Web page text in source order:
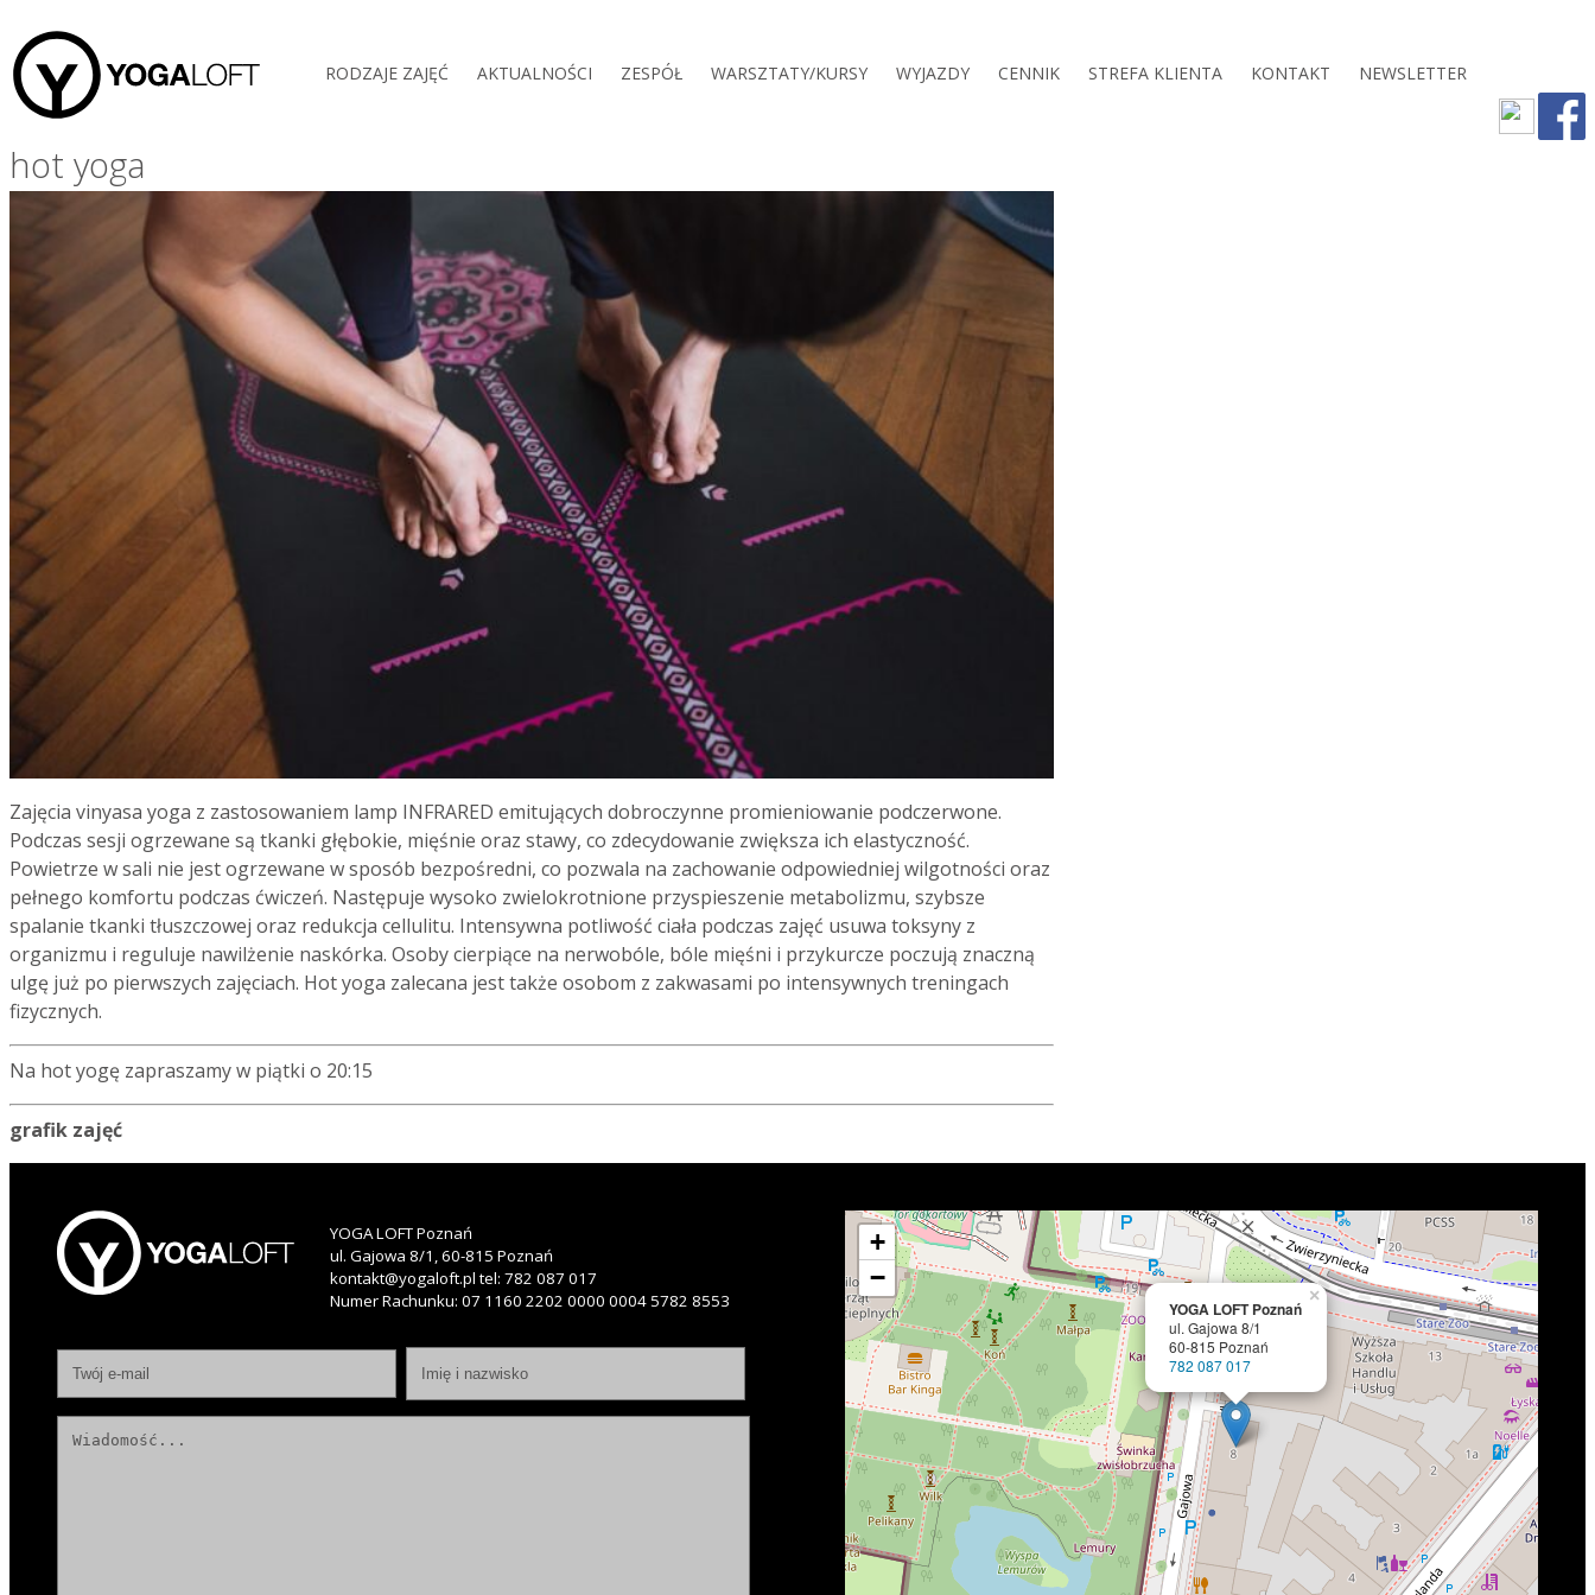
RODZAJE ZAJĘĆ AKTUALNOŚCI ZESPÓŁ WARSZTATY/KURSY WYJAZDY CENNIK STREFA KLIENTA KONTAKT NEWSLETTER
hot yoga
Zajęcia vinyasa yoga z zastosowaniem lamp INFRARED emitujących dobroczynne promieniowanie podczerwone.
Podczas sesji ogrzewane są tkanki głębokie, mięśnie oraz stawy, co zdecydowanie zwiększa ich elastyczność.
Powietrze w sali nie jest ogrzewane w sposób bezpośredni, co pozwala na zachowanie odpowiedniej wilgotności oraz
pełnego komfortu podczas ćwiczeń. Następuje wysoko zwielokrotnione przyspieszenie metabolizmu, szybsze
spalanie tkanki tłuszczowej oraz redukcja cellulitu. Intensywna potliwość ciała podczas zajęć usuwa toksyny z
organizmu i reguluje nawilżenie naskórka. Osoby cierpiące na nerwobóle, bóle mięśni i przykurcze poczują znaczną
ulgę już po pierwszych zajęciach. Hot yoga zalecana jest także osobom z zakwasami po intensywnych treningach
fizycznych.
Na hot yogę zapraszamy w piątki o 20:15
grafik zajęć
YOGA LOFT Poznań
ul. Gajowa 8/1, 60-815 Poznań
kontakt@yogaloft.pltel: 782 087 017
Numer Rachunku: 07 1160 2202 0000 0004 5782 8553
YOGA LOFT Poznań
ul. Gajowa 8/1
60-815 Poznań
782 087 017
×
+
−